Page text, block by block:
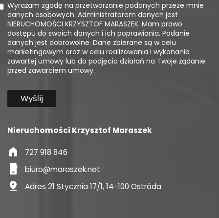
Wyrażam zgodę na przetwarzanie podanych przeze mnie
danych osobowych. Administratorem danych jest
NIERUCHOMOŚCI KRZYSZTOF MARASZEK. Mam prawo
dostępu do swoich danych i ich poprawiania. Podanie
danych jest dobrowolne. Dane zbierane są w celu
marketingowym oraz w celu realizowania i wykonania
zawartej umowy lub do podjęcia działań na Twoje żądanie
przed zawarciem umowy.
Nieruchomości Krzysztof Maraszek
home 727 918 846
phone_iphone biuro@maraszek.net
pin_drop Adres 21 Stycznia 17/1, 14-100 Ostróda